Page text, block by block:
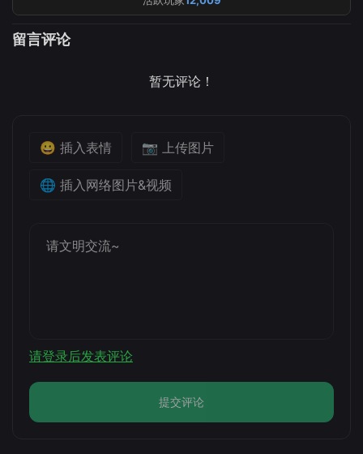
留言评论
暂无评论！
😀 插入表情 📷 上传图片
🌐 插入网络图片&视频
请登录后发表评论
提交评论